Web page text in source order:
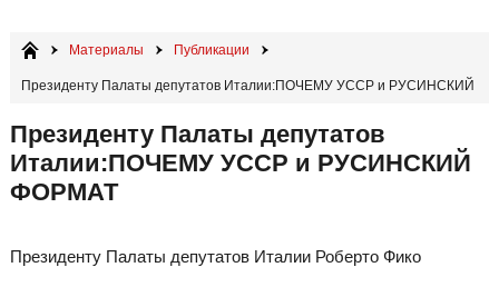
Материалы Публикации
​Президенту Палаты депутатов Италии:ПОЧЕМУ УССР и РУСИНСКИЙ
​Президенту Палаты депутатов
Италии:ПОЧЕМУ УССР и РУСИНСКИЙ
ФОРМАТ​​
Президенту Палаты депутатов Италии Роберто Фико